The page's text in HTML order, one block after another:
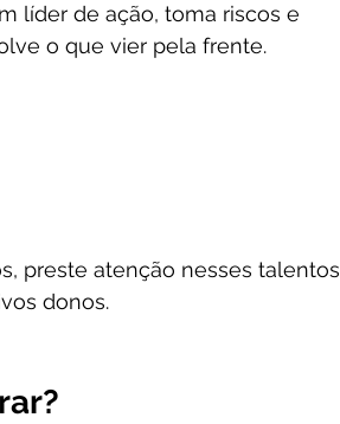
líder de ação, toma riscos e
o que vier pela frente.
preste atenção nesses talentos
donos.